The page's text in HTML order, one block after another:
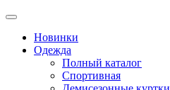
Новинки
Одежда
Полный каталог
Спортивная